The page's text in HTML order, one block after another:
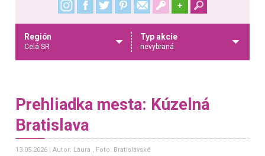
+
Región
Celá SR
Typ akcie
nevybraná
Prehliadka mesta: Kúzelná
Bratislava
13.05.2026 Autor: Laura , Foto: Bratislavské